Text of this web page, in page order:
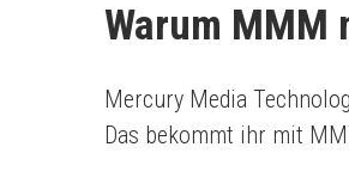
Warum MMM
Mercury Media
Das bekommt ihr mit